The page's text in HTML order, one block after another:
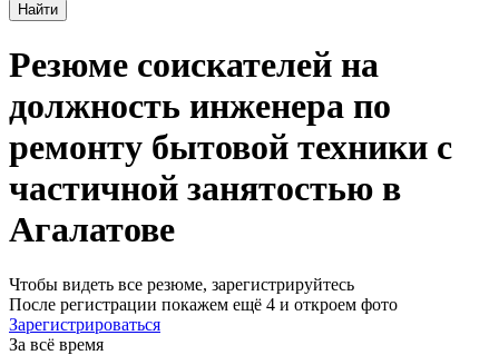
Найти
Резюме соискателей на
должность инженера по
ремонту бытовой техники с
частичной занятостью в
Агалатове
Чтобы видеть все резюме, зарегистрируйтесь
После регистрации покажем ещё 4 и откроем фото
Зарегистрироваться
За всё время